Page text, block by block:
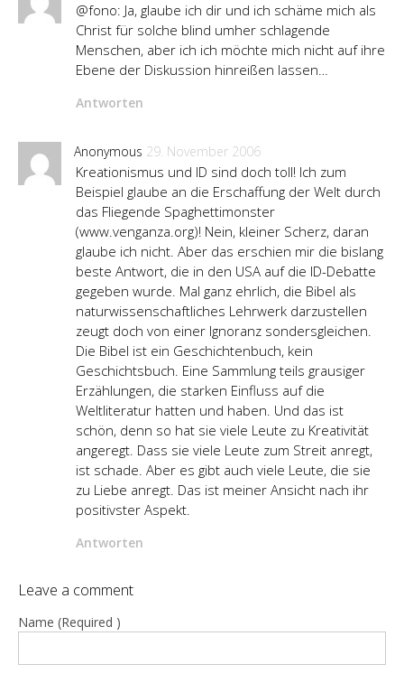
@fono: Ja, glaube ich dir und ich schäme mich als
Christ für solche blind umher schlagende
Menschen, aber ich ich möchte mich nicht auf ihre
Ebene der Diskussion hinreißen lassen…
Antworten
Anonymous 29. November 2006
Kreationismus und ID sind doch toll! Ich zum
Beispiel glaube an die Erschaffung der Welt durch
das Fliegende Spaghettimonster
(www.venganza.org)! Nein, kleiner Scherz, daran
glaube ich nicht. Aber das erschien mir die bislang
beste Antwort, die in den USA auf die ID-Debatte
gegeben wurde. Mal ganz ehrlich, die Bibel als
naturwissenschaftliches Lehrwerk darzustellen
zeugt doch von einer Ignoranz sondersgleichen.
Die Bibel ist ein Geschichtenbuch, kein
Geschichtsbuch. Eine Sammlung teils grausiger
Erzählungen, die starken Einfluss auf die
Weltliteratur hatten und haben. Und das ist
schön, denn so hat sie viele Leute zu Kreativität
angeregt. Dass sie viele Leute zum Streit anregt,
ist schade. Aber es gibt auch viele Leute, die sie
zu Liebe anregt. Das ist meiner Ansicht nach ihr
positivster Aspekt.
Antworten
Leave a comment
Name (Required )